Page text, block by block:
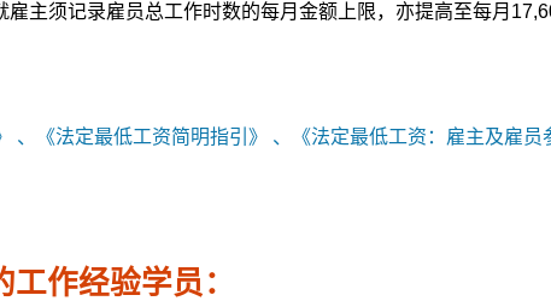
主须记录雇员总工作时数的每月金额上限，亦提高至每月
、《法定最低工资简明指引》 、《法定最低工资：雇主及雇
作经验学员：